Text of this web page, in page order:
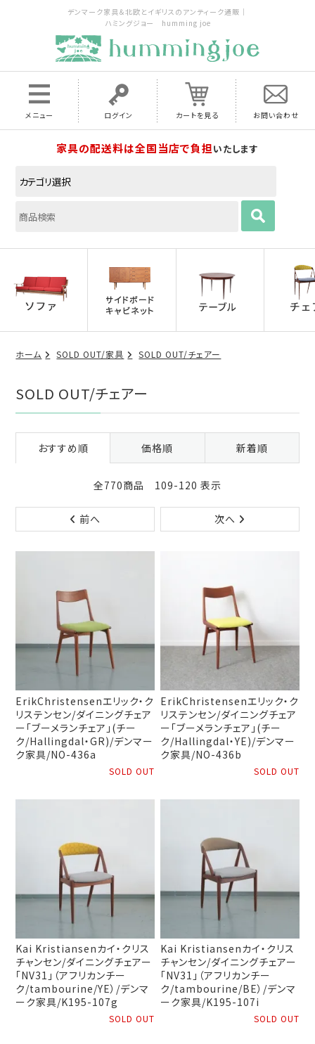
デンマーク家具＆北欧とイギリスのアンティーク通販｜
ハミングジョー humming joe
メニュー ログイン カートを見る お問い合わせ
家具の配送料は全国当店で負担いたします
ホーム SOLD OUT/家具 SOLD OUT/チェアー
SOLD OUT/チェアー
おすすめ順 価格順 新着順
全770商品 109-120 表示
前へ 次へ
ErikChristensenエリック・ク
リステンセン/ダイニングチェア
ー「ブーメランチェア」(チー
ク/Hallingdal・GR)/デンマー
ク家具/NO-436a
SOLD OUT
ErikChristensenエリック・ク
リステンセン/ダイニングチェア
ー「ブーメランチェア」(チー
ク/Hallingdal・YE)/デンマー
ク家具/NO-436b
SOLD OUT
Kai Kristiansenカイ・クリス
チャンセン/ダイニングチェアー
「NV31」（アフリカンチー
ク/tambourine/YE）/デンマ
ーク家具/K195-107g
SOLD OUT
Kai Kristiansenカイ・クリス
チャンセン/ダイニングチェアー
「NV31」（アフリカンチー
ク/tambourine/BE）/デンマ
ーク家具/K195-107i
SOLD OUT